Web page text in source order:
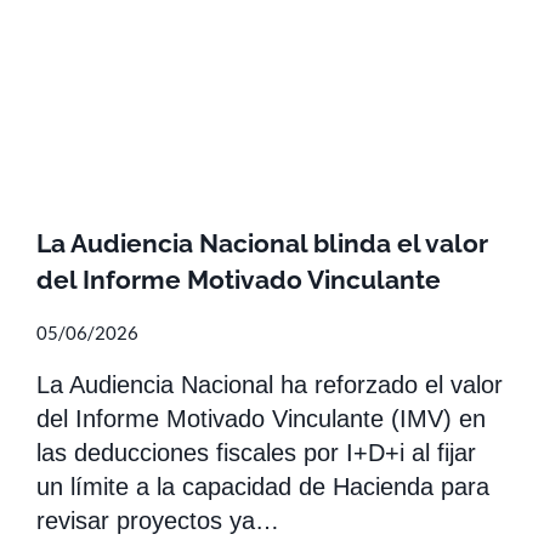
La Audiencia Nacional blinda el valor
del Informe Motivado Vinculante
05/06/2026
La Audiencia Nacional ha reforzado el valor
del Informe Motivado Vinculante (IMV) en
las deducciones fiscales por I+D+i al fijar
un límite a la capacidad de Hacienda para
revisar proyectos ya…